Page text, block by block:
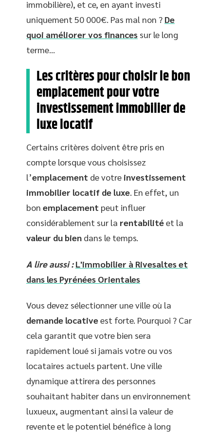
immobilière), et ce, en ayant investi
uniquement 50 000€. Pas mal non ? De
quoi améliorer vos finances sur le long
terme…
Les critères pour choisir le bon
emplacement pour votre
investissement immobilier de
luxe locatif
Certains critères doivent être pris en
compte lorsque vous choisissez
l’emplacement de votre investissement
immobilier locatif de luxe. En effet, un
bon emplacement peut influer
considérablement sur la rentabilitéet la
valeur du bien dans le temps.
A lire aussi : L'immobilier à Rivesaltes et
dans les Pyrénées Orientales
Vous devez sélectionner une ville où la
demande locativeest forte. Pourquoi ? Car
cela garantit que votre bien sera
rapidement loué si jamais votre ou vos
locataires actuels partent. Une ville
dynamique attirera des personnes
souhaitant habiter dans un environnement
luxueux, augmentant ainsi la valeur de
revente et le potentiel bénéfice à long